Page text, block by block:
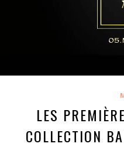
LES
COLLECTION